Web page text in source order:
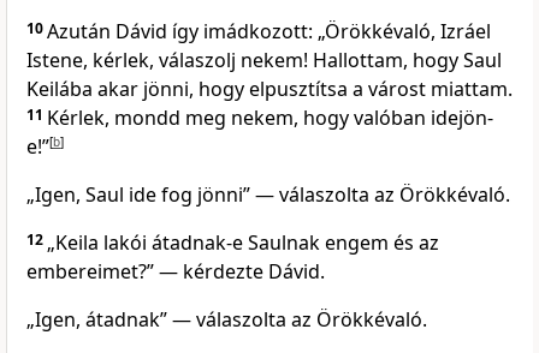
10Azután Dávid így imádkozott: „Örökkévaló, Izráel
Istene, kérlek, válaszolj nekem! Hallottam, hogy Saul
Keilába akar jönni, hogy elpusztítsa a várost miattam.
11 Kérlek, mondd meg nekem, hogy valóban idejön-
e!”[b]
„Igen, Saul ide fog jönni” — válaszolta az Örökkévaló.
12 „Keila lakói átadnak-e Saulnak engem és az
embereimet?” — kérdezte Dávid.
„Igen, átadnak” — válaszolta az Örökkévaló.